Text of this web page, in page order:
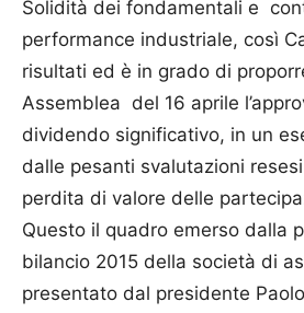
Solidità dei fondamentali e
performance industriale, così
risultati ed è in grado di
Assem­blea del 16 aprile
dividendo significativo, in un
dalle pesanti svalutazioni
perdita di valore delle
Questo il quadro emerso dalla
bilancio 2015 della società di
presentato dal presidente